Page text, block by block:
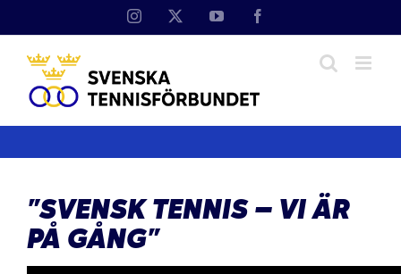
Instagram YouTube
”SVENSK TENNIS – VI ÄR
PÅ GÅNG”